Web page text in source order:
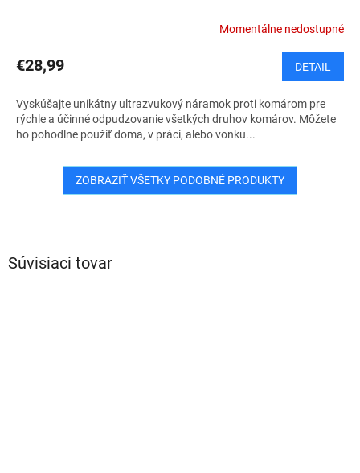
Súvisiaci tovar
Momentálne nedostupné
€28,99 DETAIL
Vyskúšajte unikátny ultrazvukový náramok proti komárom pre
rýchle a účinné odpudzovanie všetkých druhov komárov. Môžete
ho pohodlne použiť doma, v práci, alebo vonku...
ZOBRAZIŤ VŠETKY PODOBNÉ PRODUKTY